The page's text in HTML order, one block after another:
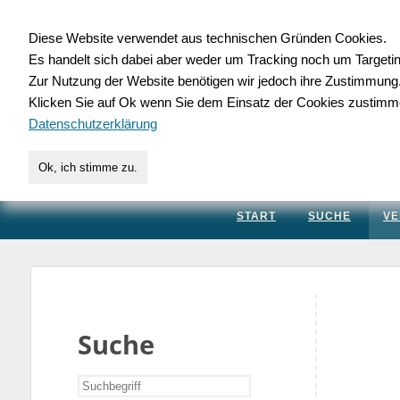
für Handwerk,
START SUCHE
Suche
Diese Website verwendet aus technischen Gründen Cookies.
Es handelt sich dabei aber weder um Tracking noch um
Zur Nutzung der Website benötigen wir jedoch ihre Zustimmung.
Klicken Sie auf Ok wenn Sie dem Einsatz der Cookies
Datenschutzerklärung
Ok, ich stimme zu.